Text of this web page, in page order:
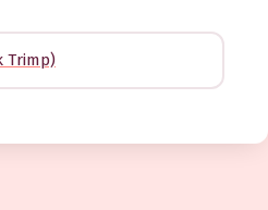
Trimp)